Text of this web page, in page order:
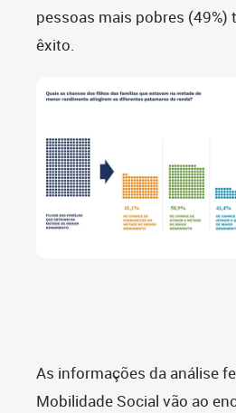
pessoas mais pobres (49%)
êxito.
As informações da análise
Mobilidade Social vão ao